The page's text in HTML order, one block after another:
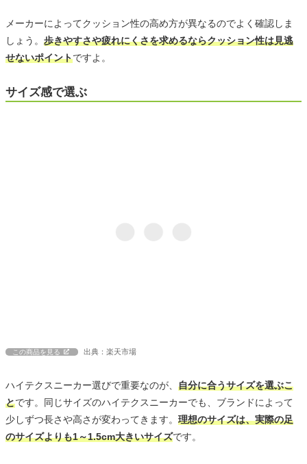
メーカーによってクッション性の高め方が異なるのでよく確認しま
しょう。 歩きやすさや疲れにくさを求めるならクッション性は見逃
せないポイントですよ。
サイズ感で選ぶ
この商品を見る 出典：楽天市場
ハイテクスニーカー選びで重要なのが、 自分に合うサイズを選ぶこ
とです。同じサイズのハイテクスニーカーでも、ブランドによって
少しずつ長さや高さが変わってきます。 理想のサイズは、実際の足
のサイズよりも1～1.5cm大きいサイズです。